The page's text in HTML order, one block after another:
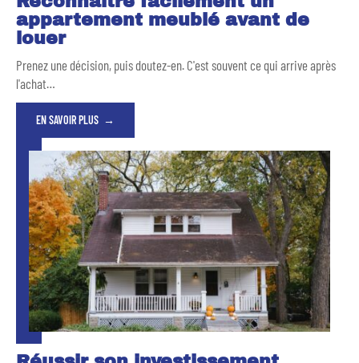
appartement meublé avant de
louer
Prenez une décision, puis doutez-en. C'est souvent ce qui arrive après
l'achat…
EN SAVOIR PLUS